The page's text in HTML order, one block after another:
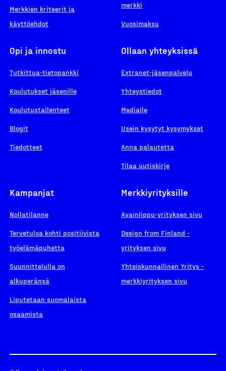
Merkkien kriteerit ja
käyttöehdot
merkki
Vuosimaksu
Opi ja innostu
Tutkittua-tietopankki
Koulutukset jäsenille
Koulutustallenteet
Blogit
Tiedotteet
Ollaan yhteyksissä
Extranet-jäsenpalvelu
Yhteystiedot
Medialle
Usein kysytyt kysymykset
Anna palautetta
Tilaa uutiskirje
Kampanjat
Nollatilanne
Tervetuloa kohti positiivista
työelämäpuhetta
Suunnittelulla on
alkuperänsä
Liputetaan suomalaista
osaamista
Merkkiyrityksille
Avainlippu-yrityksen sivu
Design from Finland -
yrityksen sivu
Yhteiskunnallinen Yritys -
merkkiyrityksen sivu